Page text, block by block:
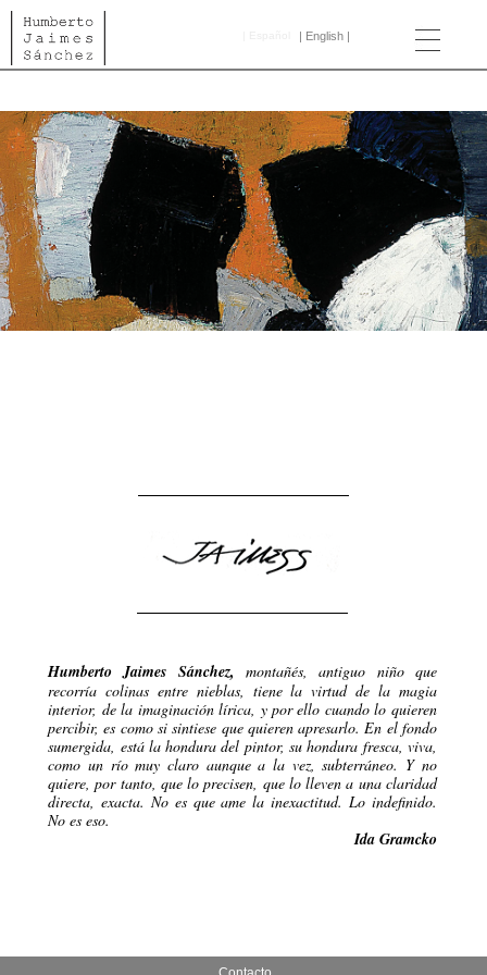
| English |
Publicaciones
Colecciones
Públicas
Fundación
Humberto Jaimes Sánchez, montañés, antiguo niño que
recorría colinas entre nieblas, tiene la virtud de la magia
interior, de la imaginación lírica, y por ello cuando lo quieren
percibir, es como si sintiese que quieren apresarlo. En el fondo
sumergida, está la hondura del pintor, su hondura fresca, viva,
como un río muy claro aunque a la vez, subterráneo. Y no
quiere, por tanto, que lo precisen, que lo lleven a una claridad
directa, exacta. No es que ame la inexactitud. Lo indefinido.
No es eso.
Ida Gramcko